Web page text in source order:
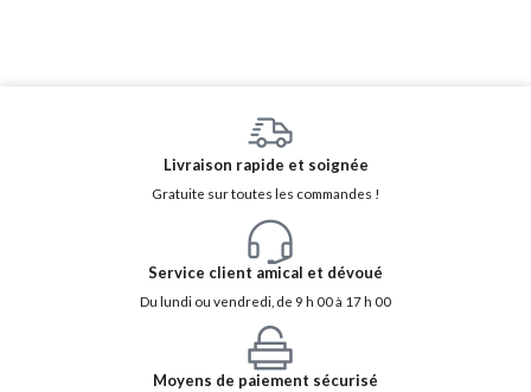
Livraison rapide et soignée
Gratuite sur toutes les commandes !
Service client amical et dévoué
Du lundi ou vendredi, de 9 h 00 à 17 h 00
Moyens de paiement sécurisé